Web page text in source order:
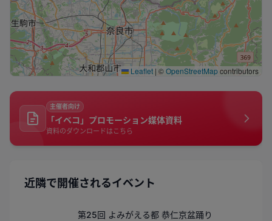
Leaflet | ©OpenStreetMapcontributors
主催者向け
「イベコ」プロモーション媒体資料
資料のダウンロードはこちら
近隣で開催されるイベント
第25回 よみがえる都 恭仁京盆踊り